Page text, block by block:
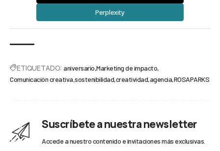
Perplexity
ETIQUETADO: aniversario Marketing de impacto
Comunicación creativa sostenibilidad creatividad agencia ROSAPARKS
Suscríbete a nuestra newsletter
Accede a nuestro contenido e invitaciones más exclusivas.